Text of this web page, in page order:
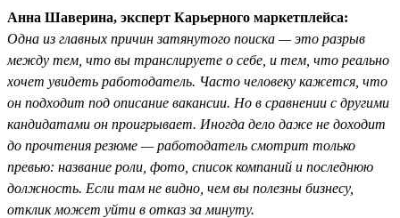
Анна Шаверина, эксперт Карьерного маркетплейса:
Одна из главных причин затянутого поиска — это разрыв
между тем, что вы транслируете о себе, и тем, что реально
хочет увидеть работодатель. Часто человеку кажется, что
он подходит под описание вакансии. Но в сравнении с другими
кандидатами он проигрывает. Иногда дело даже не доходит
до прочтения резюме — работодатель смотрит только
превью: название роли, фото, список компаний и последнюю
должность. Если там не видно, чем вы полезны бизнесу,
отклик может уйти в отказ за минуту.